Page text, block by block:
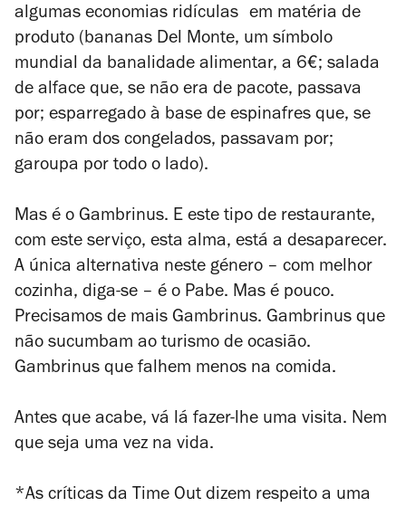
algumas economias ridículas em matéria de
produto (bananas Del Monte, um símbolo
mundial da banalidade alimentar, a 6€; salada
de alface que, se não era de pacote, passava
por; esparregado à base de espinafres que, se
não eram dos congelados, passavam por;
garoupa por todo o lado).
Mas é o Gambrinus. E este tipo de restaurante,
com este serviço, esta alma, está a desaparecer.
A única alternativa neste género – com melhor
cozinha, diga-se – é o Pabe. Mas é pouco.
Precisamos de mais Gambrinus. Gambrinus que
não sucumbam ao turismo de ocasião.
Gambrinus que falhem menos na comida.
Antes que acabe, vá lá fazer-lhe uma visita. Nem
que seja uma vez na vida.
*As críticas da Time Out dizem respeito a uma